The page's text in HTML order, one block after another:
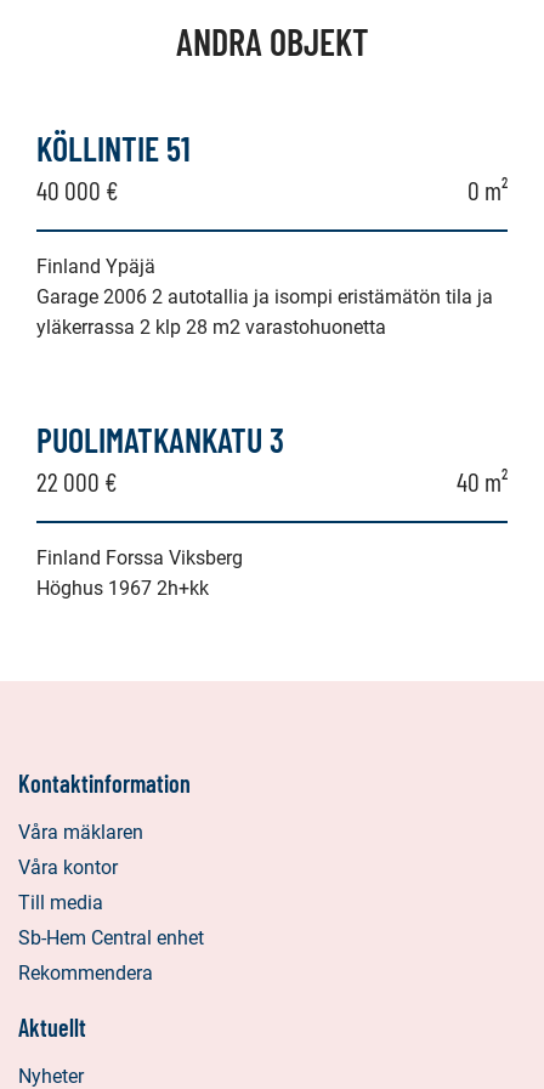
ANDRA OBJEKT
KÖLLINTIE 51
40 000 € 0 m²
Finland Ypäjä
Garage 2006 2 autotallia ja isompi eristämätön tila ja
yläkerrassa 2 klp 28 m2 varastohuonetta
PUOLIMATKANKATU 3
22 000 € 40 m²
Finland Forssa Viksberg
Höghus 1967 2h+kk
Kontaktinformation
Våra mäklaren
Våra kontor
Till media
Sb-Hem Central enhet
Rekommendera
Aktuellt
Nyheter